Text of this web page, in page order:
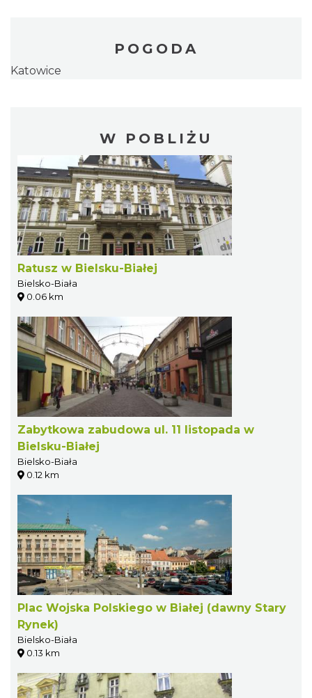
POGODA
Katowice
W POBLIŻU
Ratusz w Bielsku-Białej
Bielsko-Biała
0.06 km
Zabytkowa zabudowa ul. 11 listopada w
Bielsku-Białej
Bielsko-Biała
0.12 km
Plac Wojska Polskiego w Białej (dawny Stary
Rynek)
Bielsko-Biała
0.13 km